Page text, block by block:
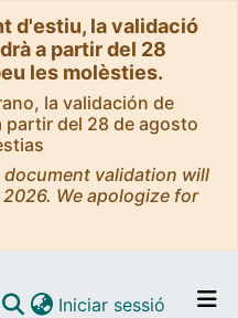
d'estiu, la validació
a partir del 28
les molèsties.
la validación de
partir del 28 de agosto
validation will
We apologize for
Iniciar sessió (current)